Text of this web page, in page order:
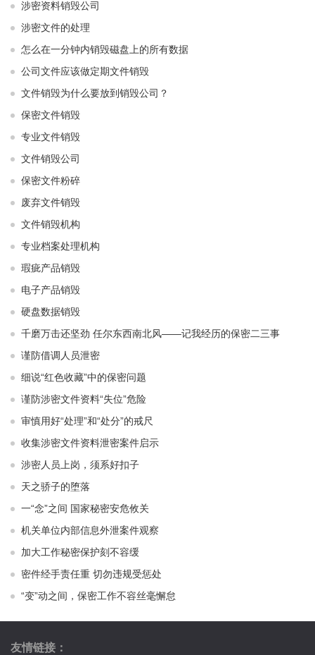
涉密资料销毁公司
涉密文件的处理
怎么在一分钟内销毁磁盘上的所有数据
公司文件应该做定期文件销毁
文件销毁为什么要放到销毁公司？
保密文件销毁
专业文件销毁
文件销毁公司
保密文件粉碎
废弃文件销毁
文件销毁机构
专业档案处理机构
瑕疵产品销毁
电子产品销毁
硬盘数据销毁
千磨万击还坚劲 任尔东西南北风——记我经历的保密二三事
谨防借调人员泄密
细说“红色收藏”中的保密问题
谨防涉密文件资料“失位”危险
审慎用好“处理”和“处分”的戒尺
收集涉密文件资料泄密案件启示
涉密人员上岗，须系好扣子
天之骄子的堕落
一“念”之间 国家秘密安危攸关
机关单位内部信息外泄案件观察
加大工作秘密保护刻不容缓
密件经手责任重 切勿违规受惩处
“变”动之间，保密工作不容丝毫懈怠
友情链接：